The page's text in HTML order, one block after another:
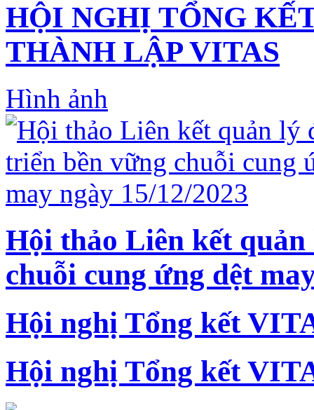
HỘI NGHỊ TỔNG
THÀNH LẬP VITAS
Hình ảnh
Hội thảo Liên kết
chuỗi cung ứng dệt
Hội nghị Tổng kết
Hội nghị Tổng kết